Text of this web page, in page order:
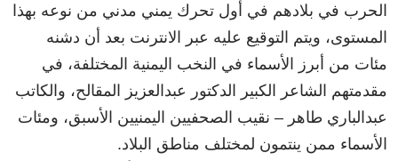
الحرب في بلادهم في أول تحرك يمني مدني من نوعه بهذا
المستوى، ويتم التوقيع عليه عبر الانترنت بعد أن دشنه
مئات من أبرز الأسماء في النخب اليمنية المختلفة، في
مقدمتهم الشاعر الكبير الدكتور عبدالعزيز المقالح، والكاتب
عبدالباري طاهر – نقيب الصحفيين اليمنيين الأسبق، ومئات
الأسماء ممن ينتمون لمختلف مناطق البلاد.